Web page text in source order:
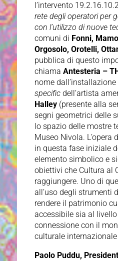
l’intervento
rete degli operatori per
con l’utilizzo di nuove
comuni di Fonni,
Orgosolo, Orotelli,
pubblica di questo
chiama Antesteria –
nome dall’installazione
specificdell’artista
Halley(presente alla
segni geometrici delle
lo spazio delle mostre
Museo Nivola. L’opera
in questa fase iniziale
elemento simbolico e
obiettivi che Cultura al
raggiungere. Uno di
all’uso degli strumenti
rendere il patrimonio
accessibile sia al
connessione con il
culturale internazionale
Paolo Puddu,